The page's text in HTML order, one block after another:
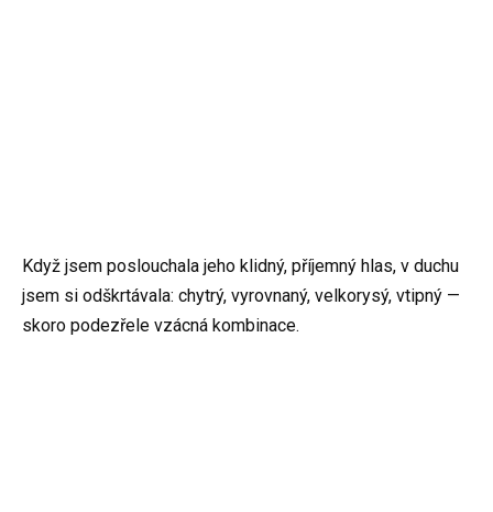
Když jsem poslouchala jeho klidný, příjemný hlas, v duchu
jsem si odškrtávala: chytrý, vyrovnaný, velkorysý, vtipný —
skoro podezřele vzácná kombinace.